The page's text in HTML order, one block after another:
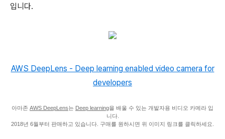
입니다.
AWS DeepLens - Deep learning enabled video camera for
developers
아마존 AWS DeepLens는 Deep learning을 배울 수 있는 개발자용 비디오 카메라 입
니다.
2018년 6월부터 판매하고 있습니다. 구매를 원하시면 위 이미지 링크를 클릭하세요.